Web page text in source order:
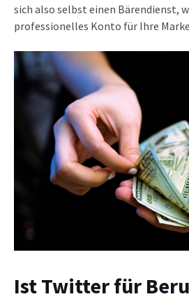
sich also selbst einen Bärendienst,
professionelles Konto für Ihre
Ist Twitter für